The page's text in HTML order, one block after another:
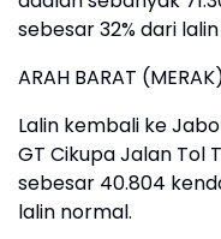
sebesar 32% dari
ARAH BARAT
Lalin kembali ke
GT Cikupa Jalan Tol
sebesar 40.804
lalin normal.